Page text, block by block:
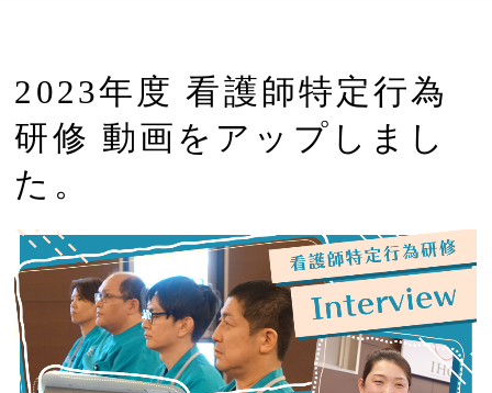
2023年度 看護師特定行為
研修 動画をアップしまし
た。